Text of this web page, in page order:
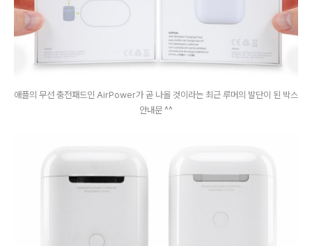
애플의 무선 충전패드인 AirPower가 곧 나올 것이라는 최근 루머의 발단이 된 박스
안내문 ^^